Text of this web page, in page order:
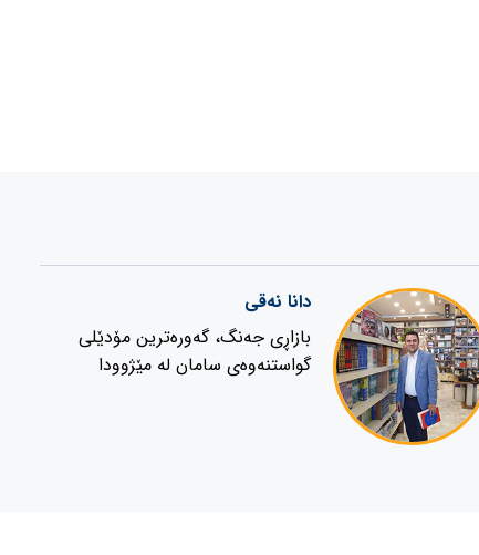
دانا نەقی
بازاڕی جەنگ، گەورەترین مۆدێلی
گواستنەوەی سامان لە مێژوودا